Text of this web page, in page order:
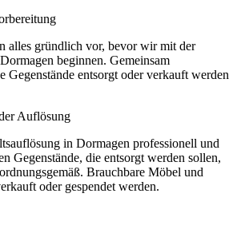
alles gründlich vor, bevor wir mit der
beginnen. Gemeinsam
Gegenstände entsorgt oder verkauft werden
Auflösung
in Dormagen professionell und
Gegenstände, die entsorgt werden sollen,
Brauchbare Möbel und
oder gespendet werden.